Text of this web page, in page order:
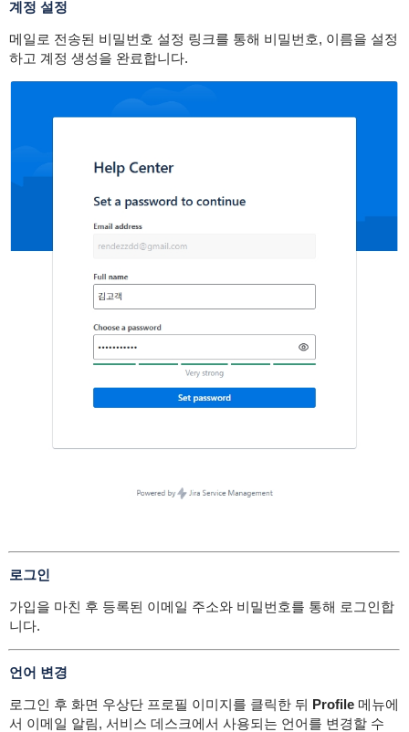
계정 설정
메일로 전송된 비밀번호 설정 링크를 통해 비밀번호, 이름을 설정
하고 계정 생성을 완료합니다.
로그인
가입을 마친 후 등록된 이메일 주소와 비밀번호를 통해 로그인합
니다.
언어 변경
로그인 후 화면 우상단 프로필 이미지를 클릭한 뒤 Profile메뉴에
서 이메일 알림, 서비스 데스크에서 사용되는 언어를 변경할 수